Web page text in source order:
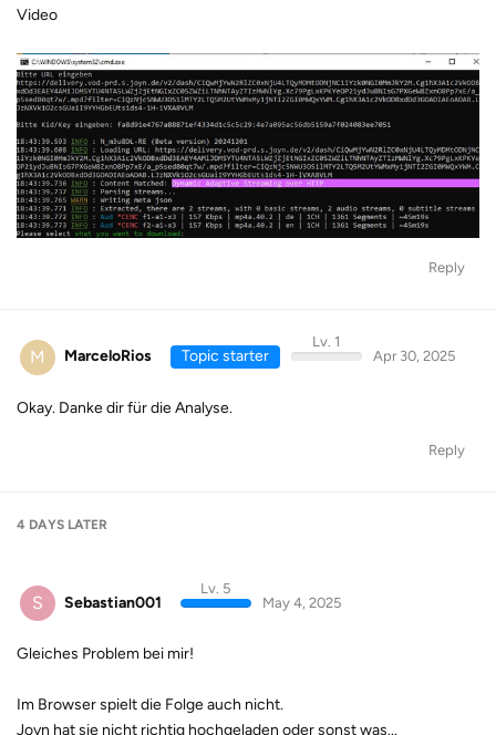
Video
Reply
M MarceloRios Topic starter
Lv. 1
Apr 30, 2025
Okay. Danke dir für die Analyse.
Reply
4 DAYS LATER
S Sebastian001
Lv. 5
May 4, 2025
Gleiches Problem bei mir!
Im Browser spielt die Folge auch nicht.
Joyn hat sie nicht richtig hochgeladen oder sonst was...